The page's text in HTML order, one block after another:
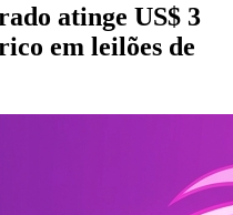
atinge US$ 3
em leilões de